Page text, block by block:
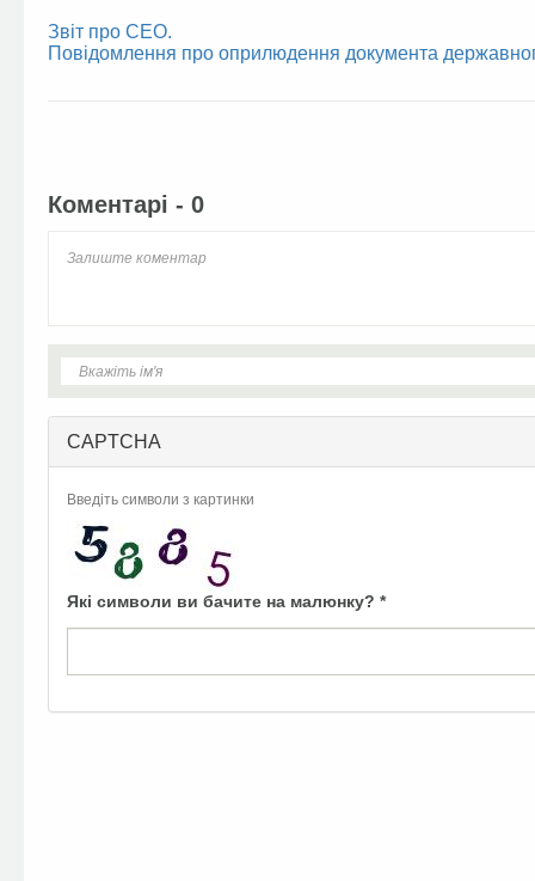
Звіт про СЕО.
Повідомлення про оприлюдення документа
Коментарі - 0
CAPTCHA
Введіть символи з картинки
Які символи ви бачите на малюнку? *